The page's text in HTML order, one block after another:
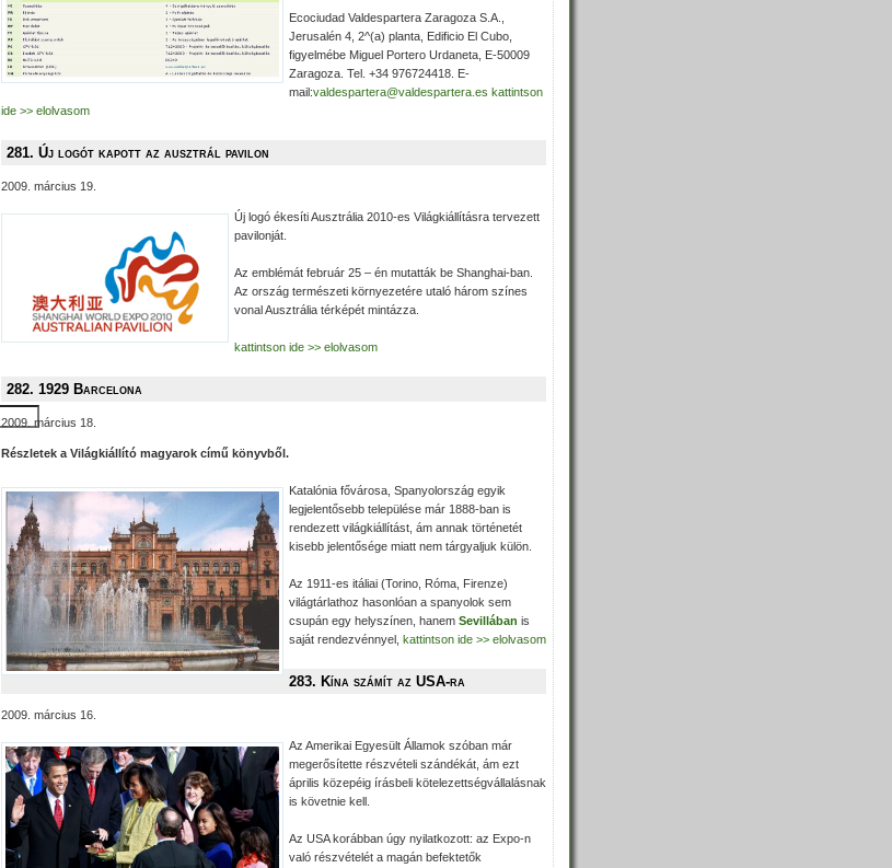
Ecociudad Valdespartera Zaragoza S.A.,
Jerusalén 4, 2^(a) planta, Edificio El Cubo,
figyelmébe Miguel Portero Urdaneta, E-50009
Zaragoza. Tel. +34 976724418. E-
mail:valdespartera@valdespartera.es kattintson
ide >> elolvasom
281. Új logót kapott az ausztrál pavilon
2009. március 19.
Új logó ékesíti Ausztrália 2010-es Világkiállításra tervezett
pavilonját.
Az emblémát február 25 – én mutatták be Shanghai-ban.
Az ország természeti környezetére utaló három színes
vonal Ausztrália térképét mintázza.
kattintson ide >> elolvasom
282. 1929 Barcelona
2009. március 18.
Részletek a Világkiállító magyarok című könyvből.
Katalónia fővárosa, Spanyolország egyik
legjelentősebb települése már 1888-ban is
rendezett világkiállítást, ám annak történetét
kisebb jelentősége miatt nem tárgyaljuk külön.
Az 1911-es itáliai (Torino, Róma, Firenze)
világtárlathoz hasonlóan a spanyolok sem
csupán egy helyszínen, hanem Sevillában is
saját rendezvénnyel, kattintson ide >> elolvasom
283. Kína számít az USA-ra
2009. március 16.
Az Amerikai Egyesült Államok szóban már
megerősítette részvételi szándékát, ám ezt
április közepéig írásbeli kötelezettségvállalásnak
is követnie kell.
Az USA korábban úgy nyilatkozott: az Expo-n
való részvételét a magán befektetők